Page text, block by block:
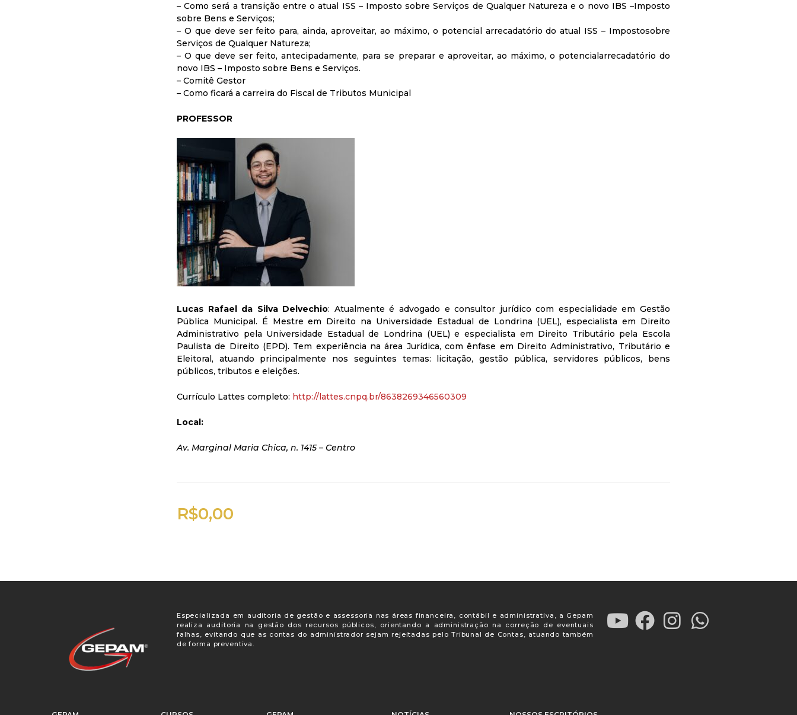
– Como será a transição entre o atual ISS – Imposto sobre Serviços de Qualquer Natureza e o novo IBS –Imposto
sobre Bens e Serviços;
– O que deve ser feito para, ainda, aproveitar, ao máximo, o potencial arrecadatório do atual ISS – Impostosobre
Serviços de Qualquer Natureza;
– O que deve ser feito, antecipadamente, para se preparar e aproveitar, ao máximo, o potencialarrecadatório do
novo IBS – Imposto sobre Bens e Serviços.
– Comitê Gestor
– Como ficará a carreira do Fiscal de Tributos Municipal
PROFESSOR
Lucas Rafael da Silva Delvechio: Atualmente é advogado e consultor jurídico com especialidade em Gestão
Pública Municipal. É Mestre em Direito na Universidade Estadual de Londrina (UEL), especialista em Direito
Administrativo pela Universidade Estadual de Londrina (UEL) e especialista em Direito Tributário pela Escola
Paulista de Direito (EPD). Tem experiência na área Jurídica, com ênfase em Direito Administrativo, Tributário e
Eleitoral, atuando principalmente nos seguintes temas: licitação, gestão pública, servidores públicos, bens
públicos, tributos e eleições.
Currículo Lattes completo: http://lattes.cnpq.br/8638269346560309
Local:
Av. Marginal Maria Chica, n. 1415 – Centro
R$0,00
Especializada em auditoria de gestão e assessoria nas áreas financeira, contábil e administrativa, a Gepam
realiza auditoria na gestão dos recursos públicos, orientando a administração na correção de eventuais
falhas, evitando que as contas do administrador sejam rejeitadas pelo Tribunal de Contas, atuando também
de forma preventiva.